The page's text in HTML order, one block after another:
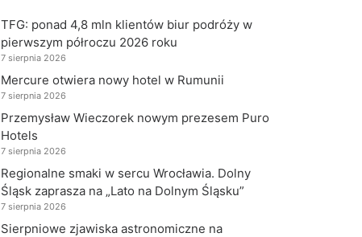
TFG: ponad 4,8 mln klientów biur podróży w
pierwszym półroczu 2026 roku
7 sierpnia 2026
Mercure otwiera nowy hotel w Rumunii
7 sierpnia 2026
Przemysław Wieczorek nowym prezesem Puro
Hotels
7 sierpnia 2026
Regionalne smaki w sercu Wrocławia. Dolny
Śląsk zaprasza na „Lato na Dolnym Śląsku”
7 sierpnia 2026
Sierpniowe zjawiska astronomiczne na